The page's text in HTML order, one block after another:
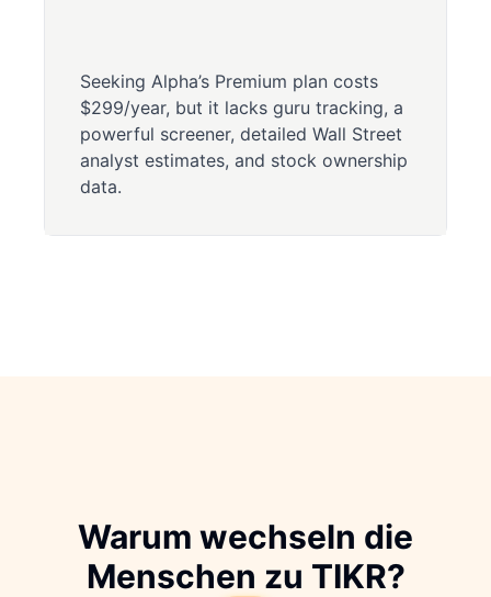
Seeking Alpha’s Premium plan costs
$299/year, but it lacks guru tracking, a
powerful screener, detailed Wall Street
analyst estimates, and stock ownership
data.
Warum wechseln die
Menschen zu TIKR?